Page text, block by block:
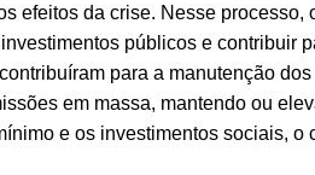
efeitos da crise. Nesse
públicos e contribuir
para a manutenção
em massa, mantendo ou
e os investimentos sociais, o